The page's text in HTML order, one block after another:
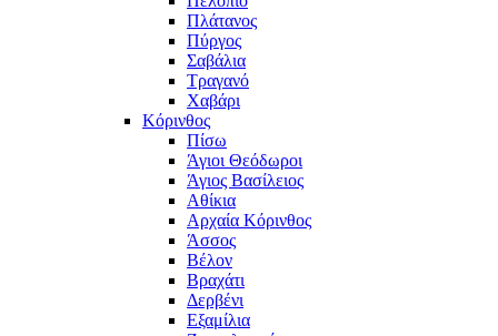
Πλάτανος
Πύργος
Σαβάλια
Τραγανό
Χαβάρι
Κόρινθος
Πίσω
Άγιοι Θεόδωροι
Άγιος Βασίλειος
Αθίκια
Αρχαία Κόρινθος
Άσσος
Βέλον
Βραχάτι
Δερβένι
Εξαμίλια